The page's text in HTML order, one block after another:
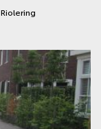
Riolering